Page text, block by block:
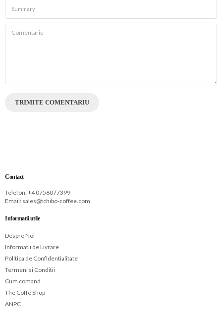
TRIMITE COMENTARIU
Contact
Telefon: +4 0756077399
Email: sales@tchibo-coffee.com
Informatii utile
Despre Noi
Informatii de Livrare
Politica de Confidentialitate
Termeni si Conditii
Cum comand
The Coffe Shop
ANPC